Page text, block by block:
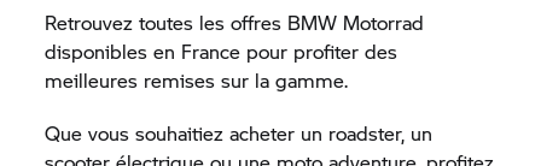
Retrouvez toutes les offres BMW Motorrad
disponibles en France pour profiter des
meilleures remises sur la gamme.
Que vous souhaitiez acheter un roadster, un